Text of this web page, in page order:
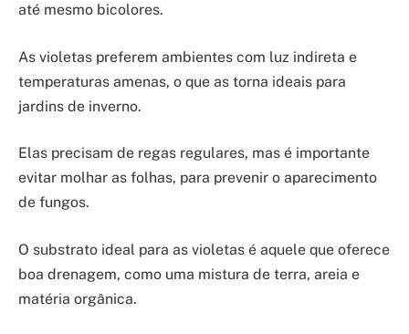
até mesmo bicolores.
As violetas preferem ambientes com luz indireta e
temperaturas amenas, o que as torna ideais para
jardins de inverno.
Elas precisam de regas regulares, mas é importante
evitar molhar as folhas, para prevenir o aparecimento
de fungos.
O substrato ideal para as violetas é aquele que oferece
boa drenagem, como uma mistura de terra, areia e
matéria orgânica.